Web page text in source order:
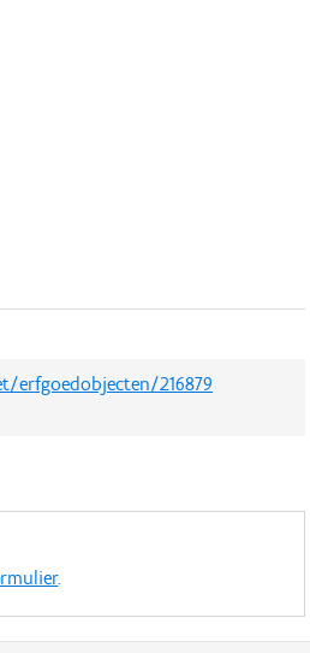
erfgoedobjecten/216879
.